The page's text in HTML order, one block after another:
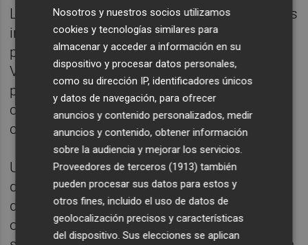
Las actuaciones se iniciaron tras conocer los
investigadores policiales que el actual
propietario de las obras, residente en
València y adquiriente de la totalidad de las
piezas, estaba tratando de obtener
certificados de autenticidad para parte de la
colección.
Una vez identificado y citado en
dependencias policiales para prestar
declaración, el propietario manifestó, entre
otros extremos, que todas las obras habían
Nosotros y nuestros socios utilizamos
cookies y tecnologías similares para
almacenar y acceder a información en su
dispositivo y procesar datos personales,
como su dirección IP, identificadores únicos
y datos de navegación, para ofrecer
anuncios y contenido personalizados, medir
anuncios y contenido, obtener información
sobre la audiencia y mejorar los servicios.
Proveedores de terceros (1913) también
pueden procesar sus datos para estos y
otros fines, incluido el uso de datos de
geolocalización precisos y características
del dispositivo. Sus elecciones se aplican